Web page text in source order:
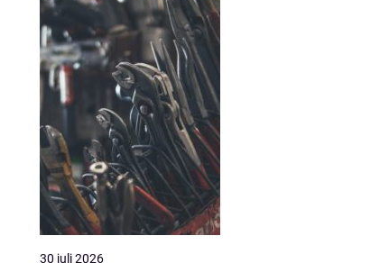
30 juli 2026